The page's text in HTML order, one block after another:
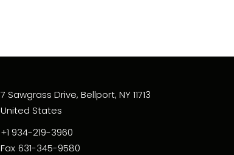
7 Sawgrass Drive, Bellport, NY 11713
United States
+1 934-219-3960
Fax 631-345-9580